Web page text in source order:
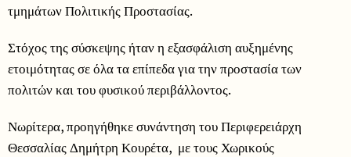
τμημάτων Πολιτικής Προστασίας.
Στόχος της σύσκεψης ήταν η εξασφάλιση αυξημένης
ετοιμότητας σε όλα τα επίπεδα για την προστασία των
πολιτών και του φυσικού περιβάλλοντος.
Νωρίτερα, προηγήθηκε συνάντηση του Περιφερειάρχη
Θεσσαλίας Δημήτρη Κουρέτα, με τους Χωρικούς